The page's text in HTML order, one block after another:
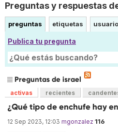
Preguntas y respuestas
preguntas etiquetas
Publica tu pregunta
Preguntas de israel
activas recientes
¿Qué tipo de enchufe hay
12 Sep 2023, 12:03 mgonzalez 116